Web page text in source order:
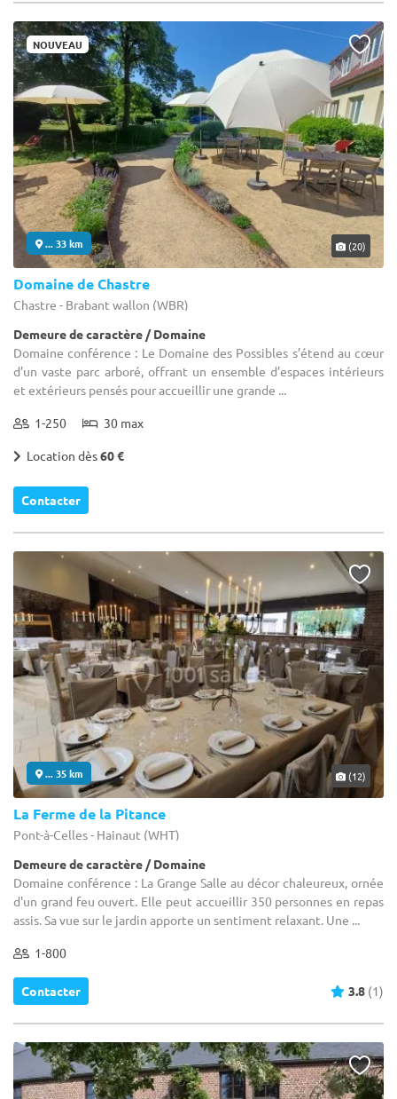
NOUVEAU
... 33 km (20)
Domaine de Chastre
Chastre - Brabant wallon (WBR)
Demeure de caractère / Domaine
Domaine conférence : Le Domaine des Possibles s’étend au cœur
d’un vaste parc arboré, offrant un ensemble d’espaces intérieurs
et extérieurs pensés pour accueillir une grande ...
1-250 30 max
Location dès60 €
Contacter
... 35 km (12)
La Ferme de la Pitance
Pont-à-Celles - Hainaut (WHT)
Demeure de caractère / Domaine
Domaine conférence : La Grange Salle au décor chaleureux, ornée
d'un grand feu ouvert. Elle peut accueillir 350 personnes en repas
assis. Sa vue sur le jardin apporte un sentiment relaxant. Une ...
1-800
Contacter 3.8 (1)